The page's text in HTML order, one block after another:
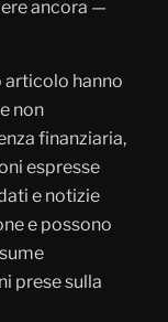
ancora —
articolo hanno
non
finanziaria,
espresse
e notizie
e possono
prese sulla